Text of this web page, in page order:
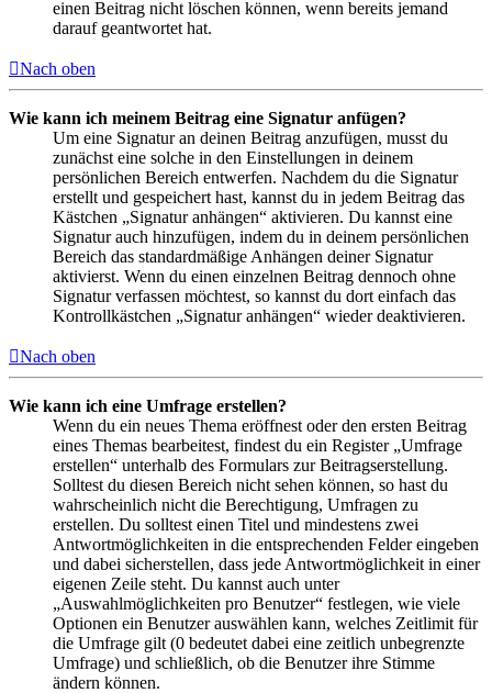
einen Beitrag nicht löschen können, wenn bereits jemand
darauf geantwortet hat.
Nach oben
Wie kann ich meinem Beitrag eine Signatur anfügen?
Um eine Signatur an deinen Beitrag anzufügen, musst du
zunächst eine solche in den Einstellungen in deinem
persönlichen Bereich entwerfen. Nachdem du die Signatur
erstellt und gespeichert hast, kannst du in jedem Beitrag das
Kästchen „Signatur anhängen“ aktivieren. Du kannst eine
Signatur auch hinzufügen, indem du in deinem persönlichen
Bereich das standardmäßige Anhängen deiner Signatur
aktivierst. Wenn du einen einzelnen Beitrag dennoch ohne
Signatur verfassen möchtest, so kannst du dort einfach das
Kontrollkästchen „Signatur anhängen“ wieder deaktivieren.
Nach oben
Wie kann ich eine Umfrage erstellen?
Wenn du ein neues Thema eröffnest oder den ersten Beitrag
eines Themas bearbeitest, findest du ein Register „Umfrage
erstellen“ unterhalb des Formulars zur Beitragserstellung.
Solltest du diesen Bereich nicht sehen können, so hast du
wahrscheinlich nicht die Berechtigung, Umfragen zu
erstellen. Du solltest einen Titel und mindestens zwei
Antwortmöglichkeiten in die entsprechenden Felder eingeben
und dabei sicherstellen, dass jede Antwortmöglichkeit in einer
eigenen Zeile steht. Du kannst auch unter
„Auswahlmöglichkeiten pro Benutzer“ festlegen, wie viele
Optionen ein Benutzer auswählen kann, welches Zeitlimit für
die Umfrage gilt (0 bedeutet dabei eine zeitlich unbegrenzte
Umfrage) und schließlich, ob die Benutzer ihre Stimme
ändern können.